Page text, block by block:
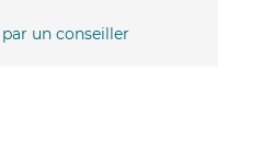
un conseiller